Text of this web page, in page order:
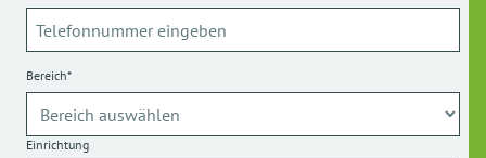
Bereich*
Einrichtung